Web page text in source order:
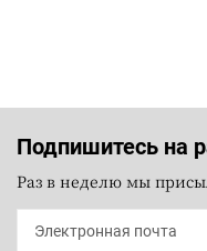
Подпишитесь на
Раз в неделю мы